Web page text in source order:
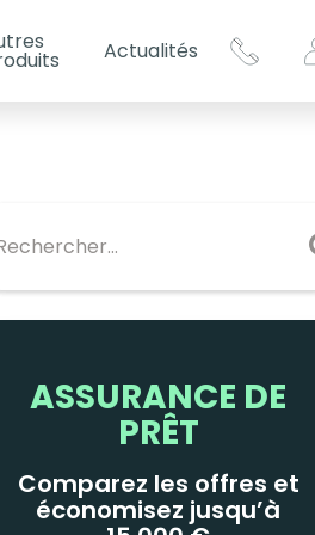
?
Actualités
ASSURANCE DE
PRÊT
Comparez les offres et
économisez jusqu’à